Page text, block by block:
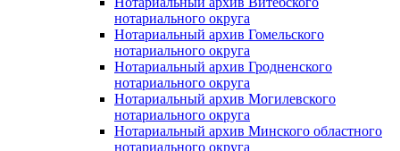
нотариального округа
Нотариальный архив Гомельского
нотариального округа
Нотариальный архив Гродненского
нотариального округа
Нотариальный архив Могилевского
нотариального округа
Нотариальный архив Минского областного
нотариального округа